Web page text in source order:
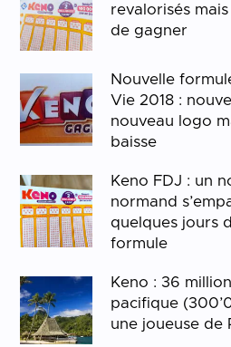
revalorisés
de gagner
Nouvelle
Vie 2018 :
nouveau logo
baisse
Keno FDJ : un
normand
quelques jours
formule
Keno : 36
pacifique
une joueuse de